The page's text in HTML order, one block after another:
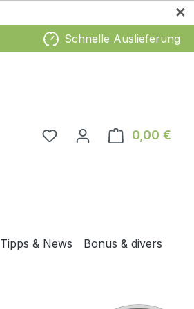
✕
Schnelle Auslieferung
0,00 €
Tipps & News Bonus & divers